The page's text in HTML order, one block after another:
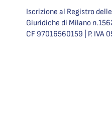
Iscrizione al Registro
Giuridiche di Milano
CF 97016560159 | P. IVA